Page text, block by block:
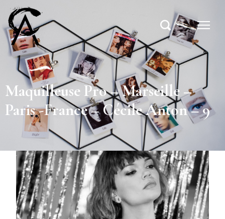
Maquilleuse Pro – Marseille –
Paris -France – Cécile Anton – 9